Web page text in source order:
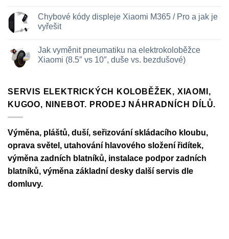
jak
prodloužit
životnost
vyměnit
brzdové
destičky
na
koloběžce
u
textu
s
poruchy
koloběžek
Kugoo
opravit
Chybové kódy displeje Xiaomi M365 / Pro a jak je
vyřešit
u
textu
s
displeje
Xiaomi
M365
jak
je
vyřešit
Jak vyměnit pneumatiku na elektrokoloběžce
Xiaomi (8.5″ vs 10″, duše vs. bezdušové)
textu
s
názvem
Jak
na
elektrokoloběžce
Xiaomi
(8.5″
vs
10″,
duše
vs.
bezdušové)
SERVIS ELEKTRICKÝCH KOLOBĚŽEK, XIAOMI,
KUGOO, NINEBOT. PRODEJ NÁHRADNÍCH DÍLŮ.
Výměna, pláštů, duší, seřizování skládacího kloubu,
oprava světel, utahování hlavového složení řidítek,
výměna zadních blatníků, instalace podpor zadních
blatníků, výměna základní desky další servis dle
domluvy.